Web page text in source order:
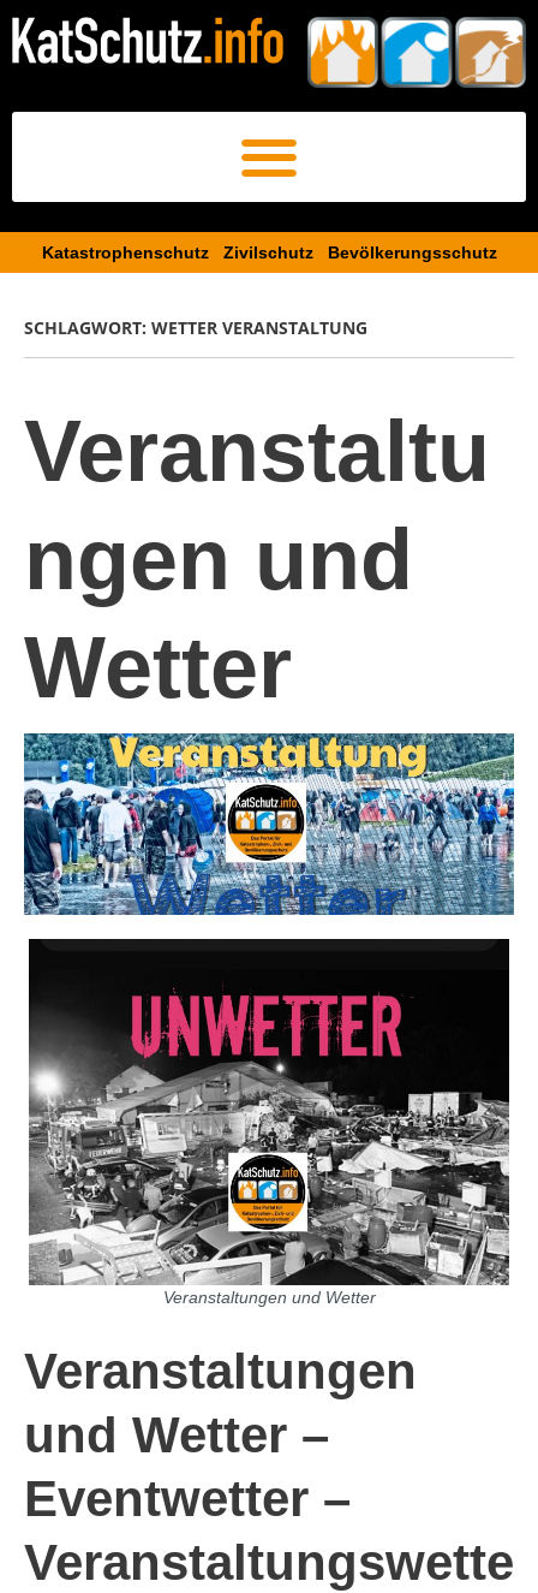
Katastrophenschutz Zivilschutz Bevölkerungsschutz​
SCHLAGWORT: WETTER VERANSTALTUNG
Veranstaltu
ngen und
Wetter
Veranstaltungen und Wetter
Veranstaltungen
und Wetter –
Eventwetter –
Veranstaltungswette